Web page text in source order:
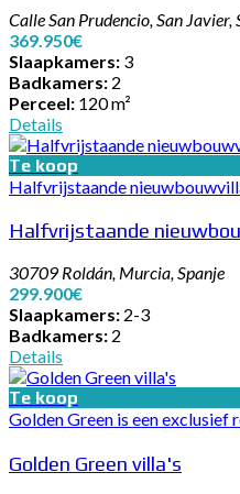
Calle San Prudencio, San Javier,
369.950€
Slaapkamers: 3
Badkamers: 2
Perceel: 120 m²
Details
Te koop
Halfvrijstaande
Halfvrijstaande
30709 Roldán, Murcia, Spanje
299.900€
Slaapkamers: 2-3
Badkamers: 2
Details
Te koop
Golden Green is een exclusief
Golden Green villa's